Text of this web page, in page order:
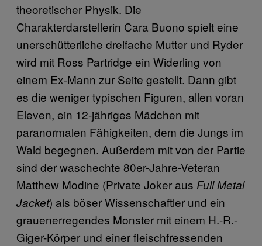
theoretischer Physik. Die
Charakterdarstellerin Cara Buono spielt eine
unerschütterliche dreifache Mutter und Ryder
wird mit Ross Partridge ein Widerling von
einem Ex-Mann zur Seite gestellt. Dann gibt
es die weniger typischen Figuren, allen voran
Eleven, ein 12-jähriges Mädchen mit
paranormalen Fähigkeiten, dem die Jungs im
Wald begegnen. Außerdem mit von der Partie
sind der waschechte 80er-Jahre-Veteran
Matthew Modine (Private Joker aus Full Metal
Jacket) als böser Wissenschaftler und ein
grauenerregendes Monster mit einem H.-R.-
Giger-Körper und einer fleischfressenden